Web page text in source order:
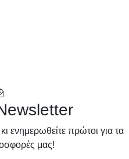
ενημερωθείτε πρώτοι για τα
μας!